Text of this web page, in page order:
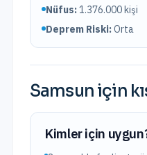
Nüfus:1.376.000kişi
Deprem Riski:Orta
Samsun için
Kimler için